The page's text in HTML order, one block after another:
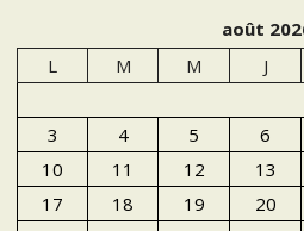
août
L
M M J
3
4 5 6
10
11 12 13
17
18 19 20